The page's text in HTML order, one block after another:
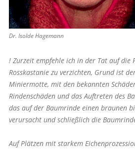
Dr. Isolde Hagemann
! Zurzeit empfehle ich in der Tat auf die
Rosskastanie zu verzichten, Grund ist
Miniermotte, mit den bekannten
Rindenschäden und das Auftreten des
das auf der Baumrinde einen braunen
verursacht und schließlich die
Auf Plätzen mit starkem